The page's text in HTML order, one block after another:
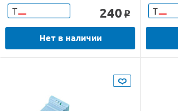
Т 240 o
Нет в наличии
Т